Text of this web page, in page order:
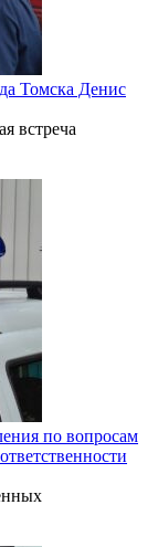
Томска Денис
встреча
по вопросам